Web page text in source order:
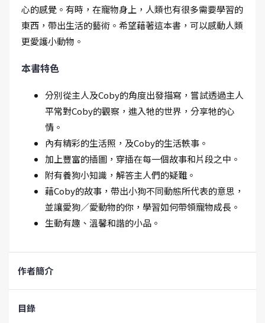
心的感覺。有時，在寵物身上，人類也有很多需要學習的
東西，帶出生活的藝術。希望藉著這本書，可以感動人類
更愛護小動物。
本書特色
分別從主人及Coby的角度出發描寫，嘗試透過主人
平常對Coby的觀察，進入牠的世界，分享牠的心
情。
內有精彩的生活照，及Coby的生活軼事。
加上豐富的插圖，穿插在每一個故事和片段之中。
附有養狗小知識，解答主人們的疑難。
藉Coby的故事，帶出小狗不同動態所代表的意思，
並讓愛狗／愛動物的你，學習如何帶領寵物成長。
生動有趣、溫馨和諧的小品。
作者簡介
目錄